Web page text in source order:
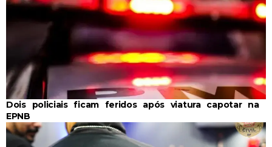
Dois policiais ficam feridos após viatura capotar na
EPNB